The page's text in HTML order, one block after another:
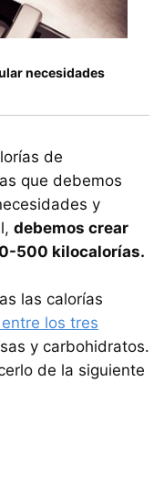
necesidades
de
que debemos
y
debemos crear
500 kilocalorías.
las calorías
los tres
y carbohidratos.
de la siguiente